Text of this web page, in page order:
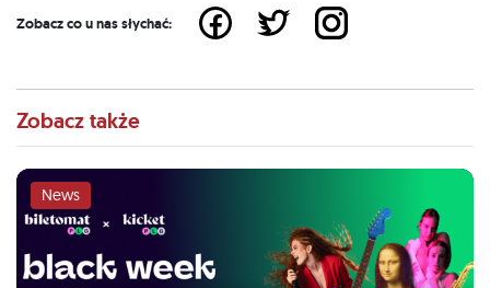
Zobacz co u nas słychać:
Zobacz także
News